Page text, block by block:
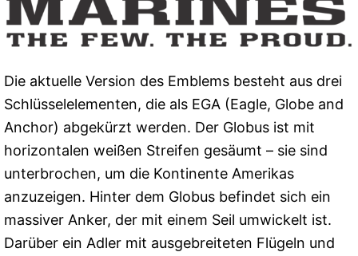
Die aktuelle Version des Emblems besteht aus drei
Schlüsselelementen, die als EGA (Eagle, Globe and
Anchor) abgekürzt werden. Der Globus ist mit
horizontalen weißen Streifen gesäumt – sie sind
unterbrochen, um die Kontinente Amerikas
anzuzeigen. Hinter dem Globus befindet sich ein
massiver Anker, der mit einem Seil umwickelt ist.
Darüber ein Adler mit ausgebreiteten Flügeln und